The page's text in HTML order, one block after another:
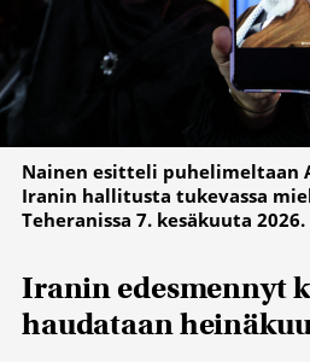
Nainen esitteli puhelimeltaan
Iranin hallitusta tukevassa
Teheranissa 7. kesäkuuta 2026.
Iranin edesmennyt
haudataan